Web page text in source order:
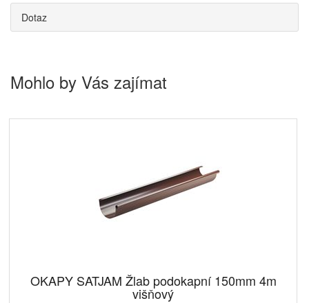
Dotaz
Mohlo by Vás zajímat
OKAPY SATJAM Žlab podokapní 150mm 4m
višňový